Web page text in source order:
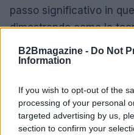
B2Bmagazine - Do Not
Information
If you wish to opt-out of the
processing of your personal
targeted advertising by us,
section to confirm your
passo significativo in
dimostrando come la
utilizzata per migliorare
sostenibile ed efficace.
AUTORE
Andrea